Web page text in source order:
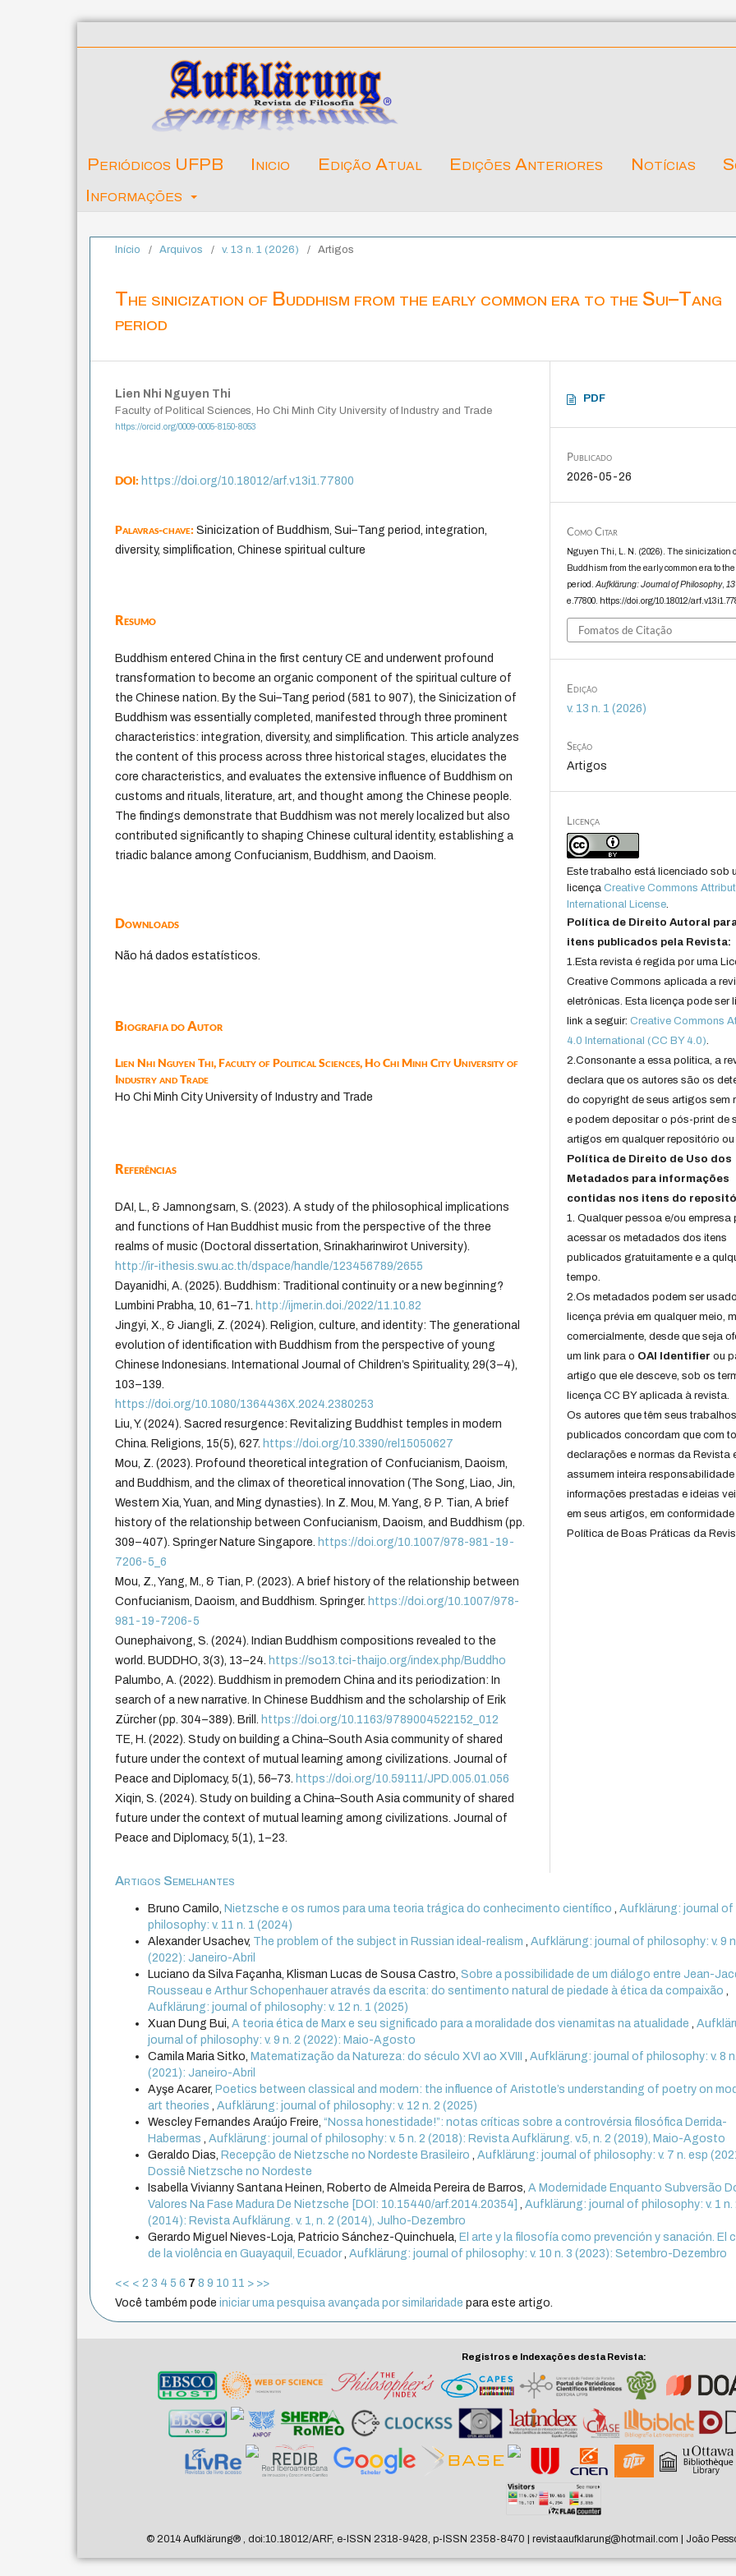
Periódicos UFPB Inicio Edição Atual Edições Anteriores Notícias
Informações
Início / Arquivos / v. 13 n. 1 (2026) / Artigos
The sinicization of Buddhism from the early common era to the Sui–Tang
period
Lien Nhi Nguyen Thi
Faculty of Political Sciences, Ho Chi Minh City University of Industry and Trade
https://orcid.org/0009-0005-8150-8053
DOI:https://doi.org/10.18012/arf.v13i1.77800
Palavras-chave:Sinicization of Buddhism, Sui–Tang period, integration,
diversity, simplification, Chinese spiritual culture
Resumo
Buddhism entered China in the first century CE and underwent profound
transformation to become an organic component of the spiritual culture of
the Chinese nation. By the Sui–Tang period (581 to 907), the Sinicization of
Buddhism was essentially completed, manifested through three prominent
characteristics: integration, diversity, and simplification. This article analyzes
the content of this process across three historical stages, elucidates the
core characteristics, and evaluates the extensive influence of Buddhism on
customs and rituals, literature, art, and thought among the Chinese people.
The findings demonstrate that Buddhism was not merely localized but also
contributed significantly to shaping Chinese cultural identity, establishing a
triadic balance among Confucianism, Buddhism, and Daoism.
Downloads
Não há dados estatísticos.
Biografia do Autor
Lien Nhi Nguyen Thi,Faculty of Political Sciences, Ho Chi Minh City University of
Industry and Trade
Ho Chi Minh City University of Industry and Trade
Referências
DAI, L., & Jamnongsarn, S. (2023). A study of the philosophical implications
and functions of Han Buddhist music from the perspective of the three
realms of music (Doctoral dissertation, Srinakharinwirot University).
http://ir-ithesis.swu.ac.th/dspace/handle/123456789/2655
Dayanidhi, A. (2025). Buddhism: Traditional continuity or a new beginning?
Lumbini Prabha, 10, 61–71. http://ijmer.in.doi./2022/11.10.82
Jingyi, X., & Jiangli, Z. (2024). Religion, culture, and identity: The generational
evolution of identification with Buddhism from the perspective of young
Chinese Indonesians. International Journal of Children’s Spirituality, 29(3–4),
103–139.
https://doi.org/10.1080/1364436X.2024.2380253
Liu, Y. (2024). Sacred resurgence: Revitalizing Buddhist temples in modern
China. Religions, 15(5), 627. https://doi.org/10.3390/rel15050627
Mou, Z. (2023). Profound theoretical integration of Confucianism, Daoism,
and Buddhism, and the climax of theoretical innovation (The Song, Liao, Jin,
Western Xia, Yuan, and Ming dynasties). In Z. Mou, M. Yang, & P. Tian, A brief
history of the relationship between Confucianism, Daoism, and Buddhism (pp.
309–407). Springer Nature Singapore. https://doi.org/10.1007/978-981-19-
7206-5_6
Mou, Z., Yang, M., & Tian, P. (2023). A brief history of the relationship between
Confucianism, Daoism, and Buddhism. Springer. https://doi.org/10.1007/978-
981-19-7206-5
Ounephaivong, S. (2024). Indian Buddhism compositions revealed to the
world. BUDDHO, 3(3), 13–24. https://so13.tci-thaijo.org/index.php/Buddho
Palumbo, A. (2022). Buddhism in premodern China and its periodization: In
search of a new narrative. In Chinese Buddhism and the scholarship of Erik
Zürcher (pp. 304–389). Brill. https://doi.org/10.1163/9789004522152_012
TE, H. (2022). Study on building a China–South Asia community of shared
future under the context of mutual learning among civilizations. Journal of
Peace and Diplomacy, 5(1), 56–73. https://doi.org/10.59111/JPD.005.01.056
Xiqin, S. (2024). Study on building a China–South Asia community of shared
future under the context of mutual learning among civilizations. Journal of
Peace and Diplomacy, 5(1), 1–23.
PDF
Publicado
2026-05-26
Como Citar
Nguyen Thi, L. N. (2026). The sinicization
Buddhism from the early common era to
period.Aufklärung: Journal of Philosophy, 13
e.77800. https://doi.org/10.18012/
Fomatos de Citação
Edição
v. 13 n. 1 (2026)
Seção
Artigos
Licença
Este trabalho está licenciado sob
licençaCreative Commons
International License.
Política de Direito Autoral
itens publicados pela Revista:
1.Esta revista é regida por uma
Creative Commons aplicada a
eletrônicas. Esta licença pode ser
link a seguir:Creative Commons
4.0 International (CC BY 4.0).
2.Consonante a essa politica, a
declara que os autores são os
do copyright de seus artigos sem
e podem depositar o pós-print de
artigos em qualquer repositório ou
Política de Direito de Uso dos
Metadados para informações
contidas nos itens do
1. Qualquer pessoa e/ou empresa
acessar os metadados dos itens
publicados gratuitamente e a
tempo.
2.Os metadados podem ser
licença prévia em qualquer meio,
comercialmente, desde que seja
um link para o OAI Identifier ou
artigo que ele desceve, sob os
licença CC BY aplicada à revista.
Os autores que têm seus trabalhos
publicados concordam que com
declarações e normas da Revista
assumem inteira responsabilidade
informações prestadas e ideias
em seus artigos, em
Política de Boas Práticas da
Artigos Semelhantes
Bruno Camilo, Nietzsche e os rumos para uma teoria trágica do conhecimento científico,Aufklärung: journal of
philosophy: v. 11 n. 1 (2024)
Alexander Usachev, The problem of the subject in Russian ideal-realism,Aufklärung: journal of philosophy: v. 9
(2022): Janeiro-Abril
Luciano da Silva Façanha, Klisman Lucas de Sousa Castro,Sobre a possibilidade de um diálogo entre Jean-
Rousseau e Arthur Schopenhauer através da escrita: do sentimento natural de piedade à ética da compaixão,
Aufklärung: journal of philosophy: v. 12 n. 1 (2025)
Xuan Dung Bui,A teoria ética de Marx e seu significado para a moralidade dos vienamitas na atualidade,
journal of philosophy: v. 9 n. 2 (2022): Maio-Agosto
Camila Maria Sitko, Matematização da Natureza: do século XVI ao XVIII,Aufklärung: journal of philosophy: v. 8
(2021): Janeiro-Abril
Ayşe Acarer, Poetics between classical and modern: the influence of Aristotle’s understanding of poetry on
art theories,Aufklärung: journal of philosophy: v. 12 n. 2 (2025)
Wescley Fernandes Araújo Freire,“Nossa honestidade!”: notas críticas sobre a controvérsia filosófica Derrida-
Habermas,Aufklärung: journal of philosophy: v. 5 n. 2 (2018): Revista Aufklärung. v.5, n. 2 (2019), Maio-Agosto
Geraldo Dias, Recepção de Nietzsche no Nordeste Brasileiro,Aufklärung: journal of philosophy: v. 7 n. esp
Dossiê Nietzsche no Nordeste
Isabella Vivianny Santana Heinen, Roberto de Almeida Pereira de Barros,A Modernidade Enquanto Subversão
Valores Na Fase Madura De Nietzsche [DOI: 10.15440/arf.2014.20354],Aufklärung: journal of philosophy: v. 1 n.
(2014): Revista Aufklärung. v. 1, n. 2 (2014), Julho-Dezembro
Gerardo Miguel Nieves-Loja, Patricio Sánchez-Quinchuela, El arte y la filosofía como prevención y sanación. El
de la violência en Guayaquil, Ecuador,Aufklärung: journal of philosophy: v. 10 n. 3 (2023): Setembro-Dezembro
<< < 2 3 4 5 6 7 8 9 10 11 > >>
Você também podeiniciar uma pesquisa avançada por similaridade para este artigo.
Registros e Indexações desta Revista:
© 2014 Aufklärung®, doi:10.18012/ARF, e-ISSN 2318-9428, p-ISSN 2358-8470 | revistaaufklarung@hotmail.com | João